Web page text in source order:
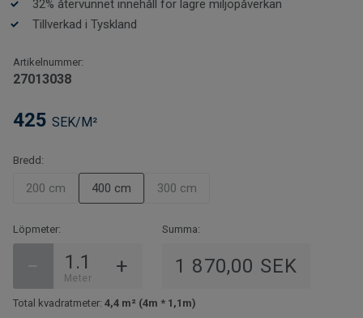
32% återvunnet innehåll för lägre miljöpåverkan
Tillverkad i Tyskland
Artikelnummer:
27013038
425 SEK/M²
Bredd:
200 cm 400 cm 300 cm
Löpmeter:
Meter +
Summa:
1 870,00 SEK
Total kvadratmeter: 4,4 m² (4m * 1,1m)